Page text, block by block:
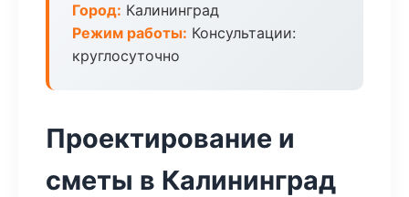
Город: Калининград
Режим работы: Консультации:
круглосуточно
Проектирование и
сметы в Калининград